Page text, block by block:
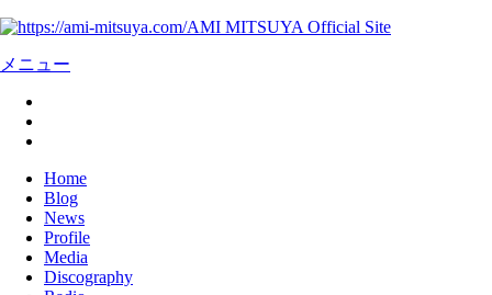
AMI MITSUYA Official Site
メニュー
Home
Blog
News
Profile
Media
Discography